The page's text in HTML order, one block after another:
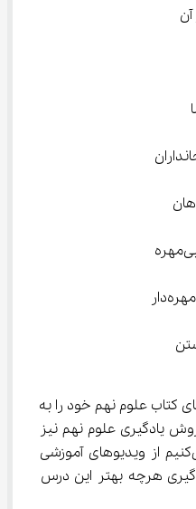
می‌خواهید تمام سرفصل‌های کتاب علوم نهم خود را به
یادگیری علوم نهم نیز
آشنا شوید، به شما توصیه می‌کنیم از ویدیوهای آموزشی
هرچه بهتر این درس